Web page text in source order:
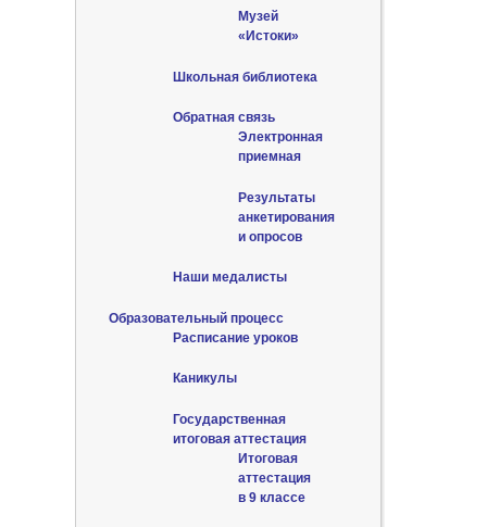
Музей
«Истоки»
Школьная библиотека
Обратная связь
Электронная
приемная
Результаты
анкетирования
и опросов
Наши медалисты
Образовательный процесс
Расписание уроков
Каникулы
Государственная
итоговая аттестация
Итоговая
аттестация
в 9 классе